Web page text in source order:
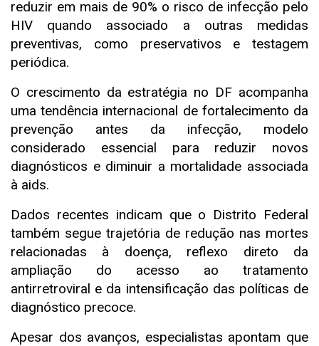
reduzir em mais de 90% o risco de infecção pelo
HIV quando associado a outras medidas
preventivas, como preservativos e testagem
periódica.
O crescimento da estratégia no DF acompanha
uma tendência internacional de fortalecimento da
prevenção antes da infecção, modelo
considerado essencial para reduzir novos
diagnósticos e diminuir a mortalidade associada
à aids.
Dados recentes indicam que o Distrito Federal
também segue trajetória de redução nas mortes
relacionadas à doença, reflexo direto da
ampliação do acesso ao tratamento
antirretroviral e da intensificação das políticas de
diagnóstico precoce.
Apesar dos avanços, especialistas apontam que